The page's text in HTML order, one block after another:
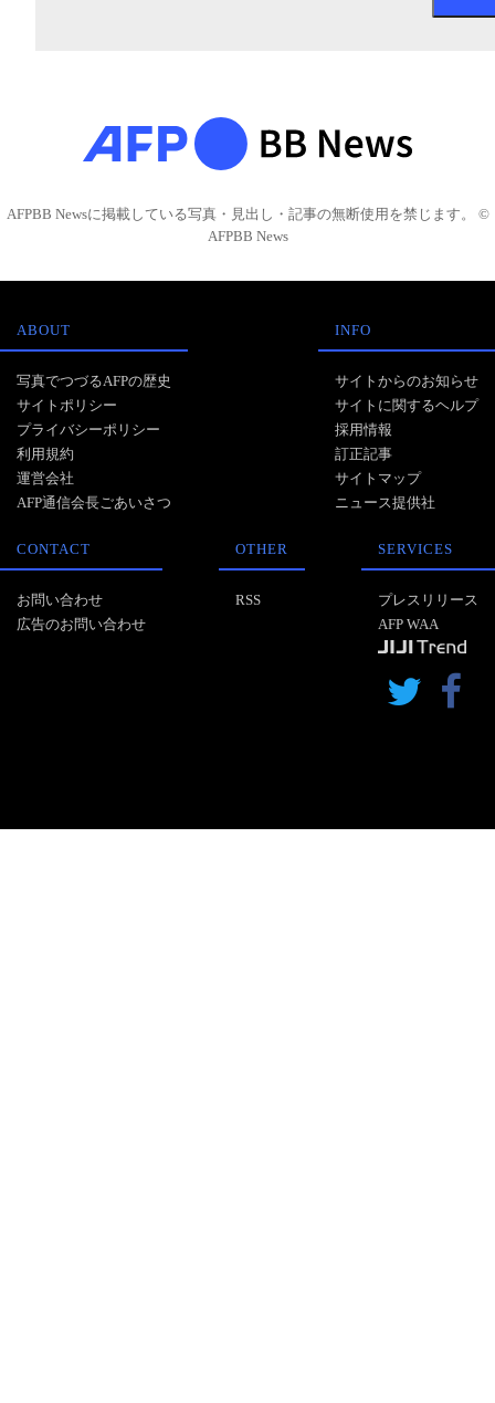
AFPBB Newsに掲載している写真・見出し・記事の無断使用を禁じます。 ©
AFPBB News
ABOUT
写真でつづるAFPの歴史
サイトポリシー
プライバシーポリシー
利用規約
運営会社
AFP通信会長ごあいさつ
INFO
サイトからのお知らせ
サイトに関するヘルプ
採用情報
訂正記事
サイトマップ
ニュース提供社
CONTACT
お問い合わせ
広告のお問い合わせ
OTHER
RSS
SERVICES
プレスリリース
AFP WAA